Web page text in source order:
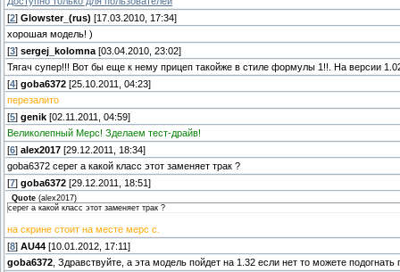
[2] Glowster_(rus) [17.03.2010, 17:34]
хорошая модель! )
[3] sergej_kolomna [03.04.2010, 23:02]
Тягач супер!!! Вот бы еще к нему прицеп такойже в стиле формулы 1!!. На версии
[4] goba6372 [25.10.2011, 04:23]
перезалито
[5] genik [02.11.2011, 04:59]
Великолепный Мерс! Зделаем тест-драйв!
[6] alex2017 [29.12.2011, 18:34]
goba6372 серег а какой класс этот заменяет трак ?
[7] goba6372 [29.12.2011, 18:51]
Quote (alex2017)
серег а какой класс этот заменяет трак ?
на скрине стоит на месте мерс с.
[8] AU44 [10.01.2012, 17:11]
goba6372 , Здравствуйте, а эта модель пойдет на 1.32 если нет то можете